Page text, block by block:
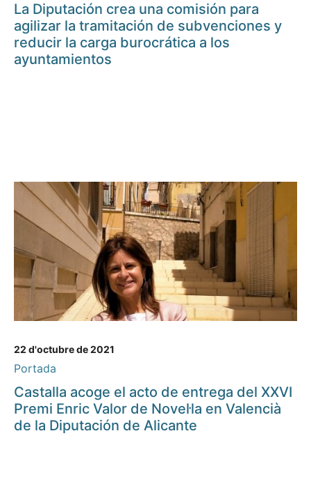
La Diputación crea una comisión para
agilizar la tramitación de subvenciones y
reducir la carga burocrática a los
ayuntamientos
22 d'octubre de 2021
Portada
Castalla acoge el acto de entrega del XXVI
Premi Enric Valor de Novel·la en Valencià
de la Diputación de Alicante